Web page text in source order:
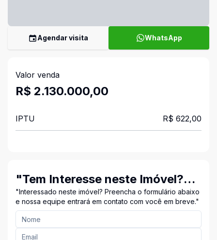
Agendar visita WhatsApp
Valor venda
R$ 2.130.000,00
IPTU R$ 622,00
"Tem Interesse neste Imóvel?
Entre em Contato Conosco!"
"Interessado neste imóvel? Preencha o formulário abaixo
e nossa equipe entrará em contato com você em breve."